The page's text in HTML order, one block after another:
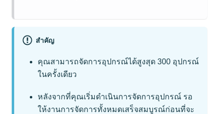
สำคัญ
คุณสามารถจัดการอุปกรณ์ได้สูงสุด 300 อุปกรณ์
ในครั้งเดียว
หลังจากที่คุณเริ่มดำเนินการจัดการอุปกรณ์ รอ
ให้งานการจัดการทั้งหมดเสร็จสมบูรณ์ก่อนที่จะ